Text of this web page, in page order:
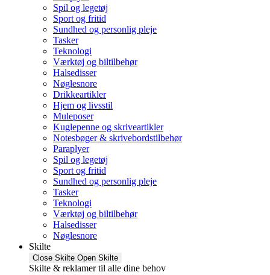
Spil og legetøj
Sport og fritid
Sundhed og personlig pleje
Tasker
Teknologi
Værktøj og biltilbehør
Halsedisser
Nøglesnore
Drikkeartikler
Hjem og livsstil
Muleposer
Kuglepenne og skriveartikler
Notesbøger & skrivebordstilbehør
Paraplyer
Spil og legetøj
Sport og fritid
Sundhed og personlig pleje
Tasker
Teknologi
Værktøj og biltilbehør
Halsedisser
Nøglesnore
Skilte
Close Skilte Open Skilte
Skilte & reklamer til alle dine behov